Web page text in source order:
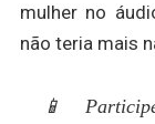
mulher no
não teria mais
📱